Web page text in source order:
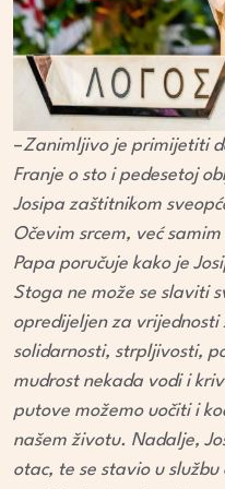
–Zanimljivo je primijetiti
Franje o sto i pedesetoj
Josipa zaštitnikom
Očevim srcem, već
Papa poručuje kako je
Stoga ne može se slaviti
opredijeljen za
solidarnosti, strpljivosti,
mudrost nekada vodi i
putove možemo uočiti i
našem životu. Nadalje,
otac, te se stavio u